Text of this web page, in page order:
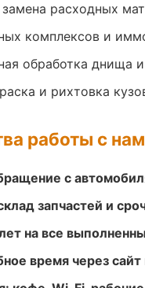
расходных
комплексов и
обработка днища
и рихтовка
работы с
с
запчастей и
на все
время через